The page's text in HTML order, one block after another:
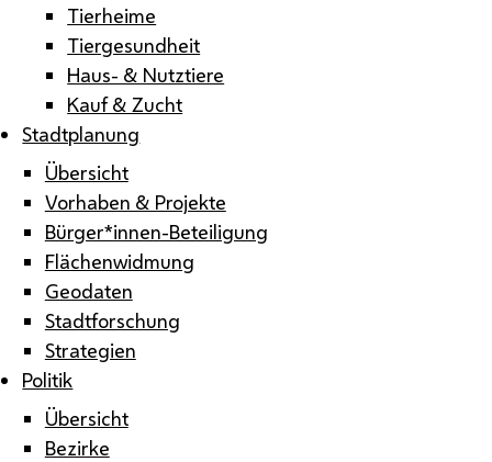
Tierheime
Tiergesundheit
Haus- & Nutztiere
Kauf & Zucht
Stadtplanung
Übersicht
Vorhaben & Projekte
Bürger*innen-Beteiligung
Flächenwidmung
Geodaten
Stadtforschung
Strategien
Politik
Übersicht
Bezirke